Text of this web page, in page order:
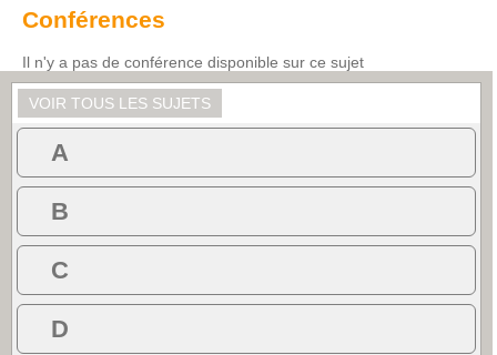
Conférences
Il n'y a pas de conférence disponible sur ce sujet
VOIR TOUS LES SUJETS
A
B
C
D